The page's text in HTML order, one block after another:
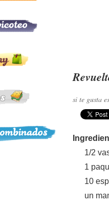
si te gusta
1/2
1
10
un